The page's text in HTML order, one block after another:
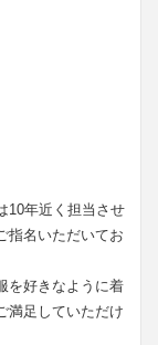
10年近く担当させ
指名いただいてお
を好きなように着
満足していただけ